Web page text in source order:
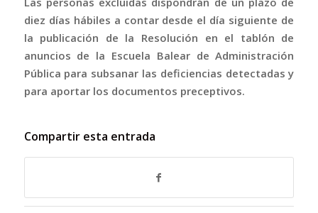
diez días hábiles a contar desde el día siguiente de
la publicación de la Resolución en el tablón de
anuncios de la Escuela Balear de Administración
Pública para subsanar las deficiencias detectadas y
para aportar los documentos preceptivos.
Compartir esta entrada